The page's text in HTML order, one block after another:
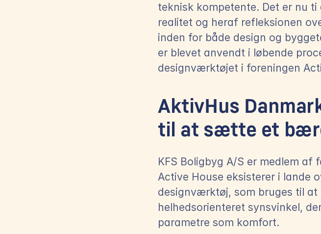
teknisk kompetente. Det er nu
realitet og heraf refleksionen
inden for både design og
er blevet anvendt i løbende
designværktøjet i foreningen
AktivHus
til at sætte et
KFS Boligbyg A/S er medlem af
Active House eksisterer i lande
designværktøj, som bruges til at
helhedsorienteret synsvinkel,
parametre som komfort.